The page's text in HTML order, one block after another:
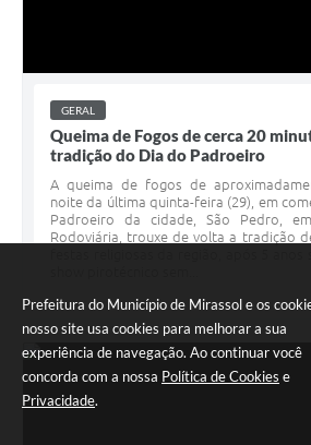
Prefeitura do Município de Mirassol e os
nosso site usa cookies para melhorar a sua
experiência de navegação. Ao continuar você
concorda com a nossa Política de Cookies e
Privacidade.
GERAL
Queima de Fogos de cerca 20
tradição do Dia do Padroeiro
A queima de fogos de
noite da última quinta-feira (29), em
Padroeiro da cidade, São Pedro,
Rodoviária, trouxe de volta a tradição